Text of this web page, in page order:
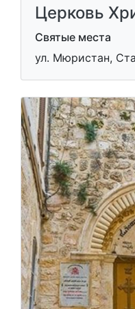
Церковь
Святые места
ул. Мюристан,